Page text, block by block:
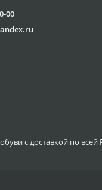
00
с доставкой по